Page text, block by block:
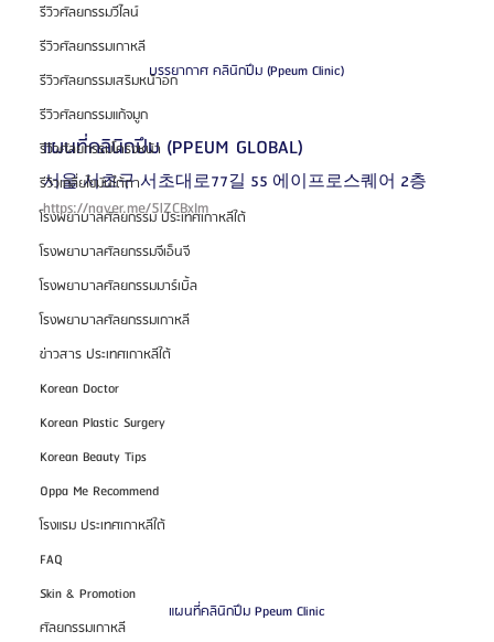
รีวิวศัลยกรรมวีไลน์
รีวิวศัลยกรรมเกาหลี
รีวิวศัลยกรรมเสริมหน้าอก
รีวิวศัลยกรรมแก้จมูก
รีวิวศัลยกรรมโครงหน้า
รีวิวเกลี่ยไขมันใต้ตา
โรงพยาบาลศัลยกรรม ประเทศเกาหลีใต้
โรงพยาบาลศัลยกรรมจีเอ็นจี
โรงพยาบาลศัลยกรรมมาร์เบิ้ล
โรงพยาบาลศัลยกรรมเกาหลี
ข่าวสาร ประเทศเกาหลีใต้
Korean Doctor
Korean Plastic Surgery
Korean Beauty Tips
Oppa Me Recommend
โรงแรม ประเทศเกาหลีใต้
FAQ
Skin & Promotion
ศัลยกรรมเกาหลี
บรรยากาศ คลินิกปึม (Ppeum Clinic)
แผนที่คลินิกปึม (PPEUM GLOBAL)
서울 서초구 서초대로77길 55 에이프로스퀘어 2층
https://naver.me/5lZCBxIm
แผนที่คลินิกปึม Ppeum Clinic